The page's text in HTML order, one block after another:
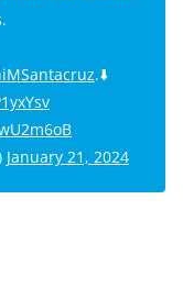
.⬇️
January 21, 2024